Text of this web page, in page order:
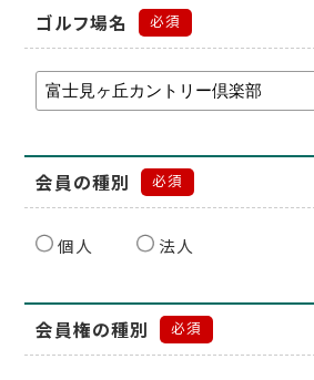
ゴルフ場名 必須
会員の種別 必須
個人 法人
会員権の種別 必須